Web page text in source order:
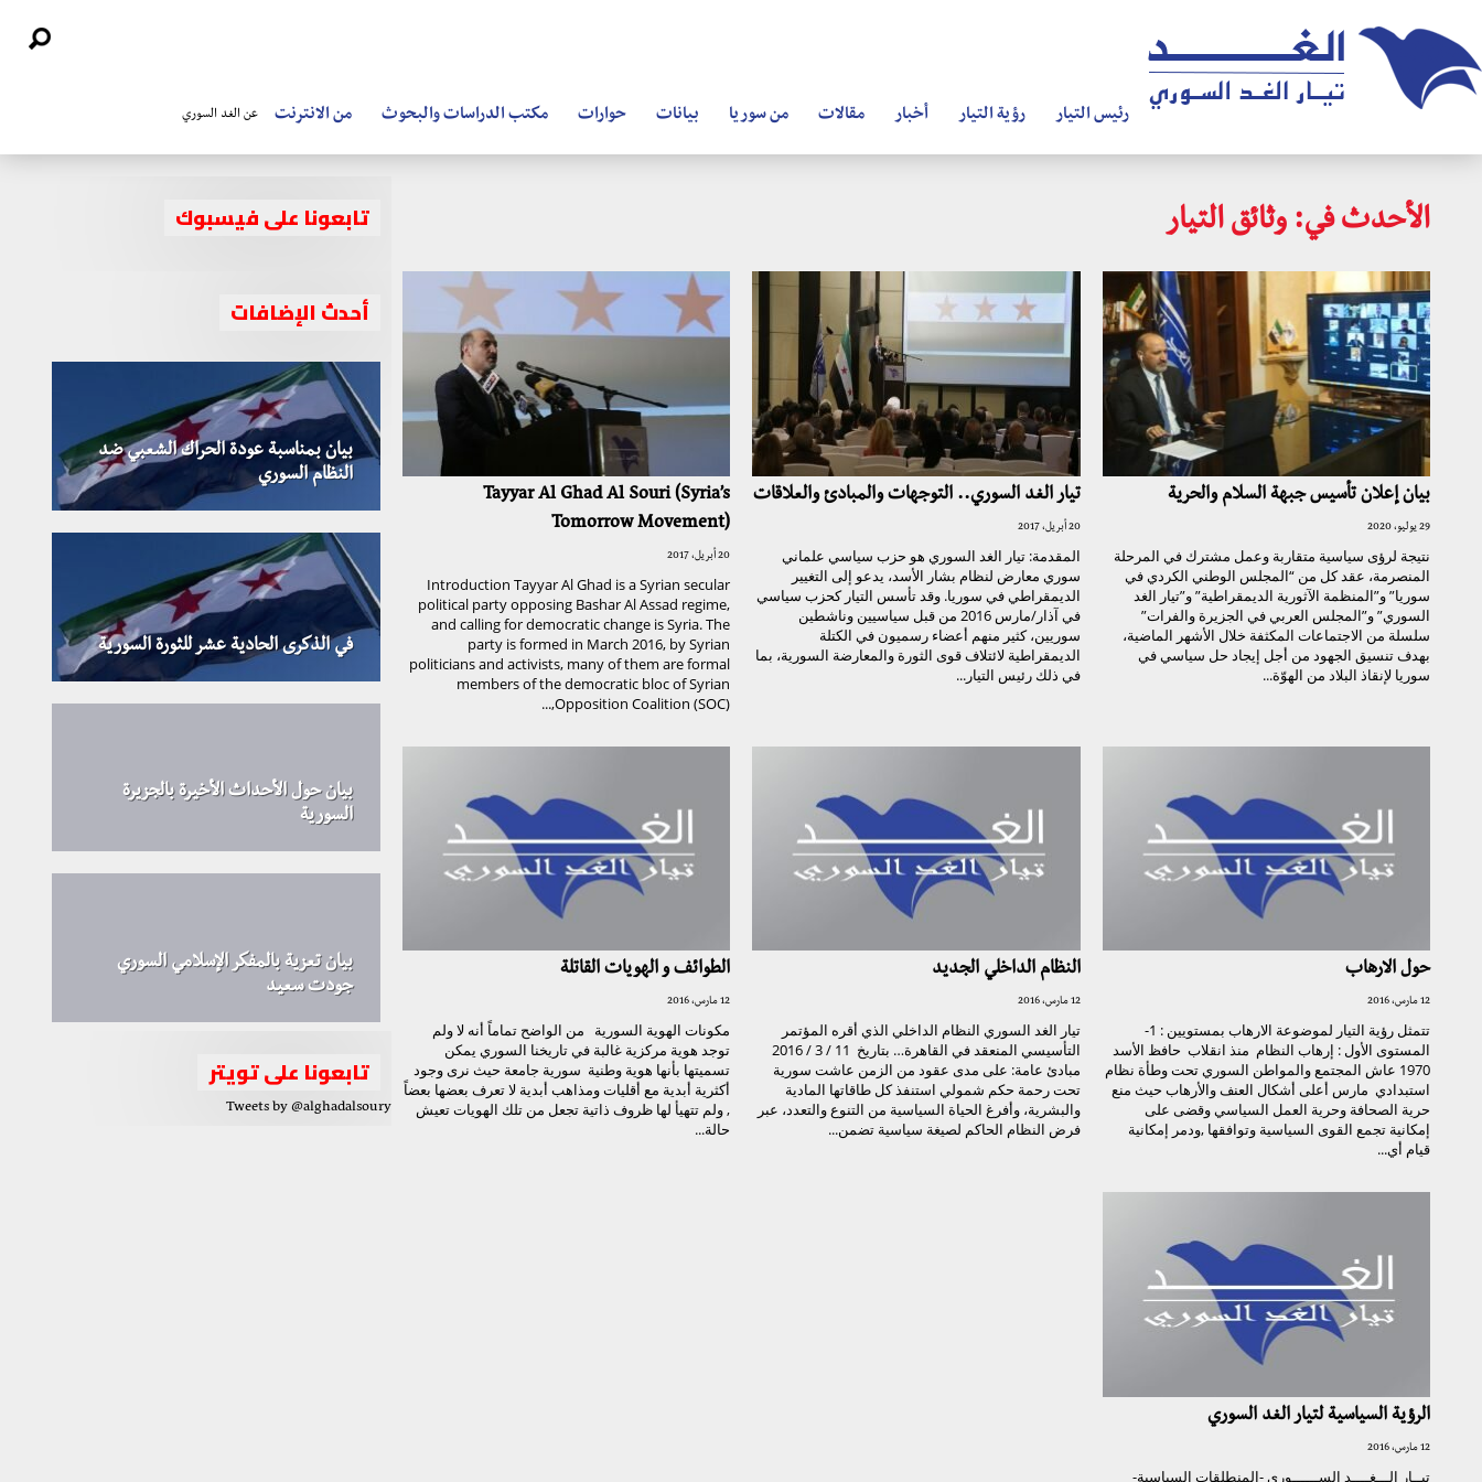
رئيس التيار رؤية التيار أخبار مقالات من سوريا بيانات حوارات مكتب الدراسات والبحوث من الانترنت عن الغد السوري
الأحدث في: وثائق التيار
بيان إعلان تأسيس جبهة السلام والحرية
29 يوليو، 2020
نتيجة لرؤى سياسية متقاربة وعمل مشترك في المرحلة
المنصرمة، عقد كل من “المجلس الوطني الكردي في
سوريا” و”المنظمة الآثورية الديمقراطية” و”تيار الغد
السوري” و”المجلس العربي في الجزيرة والفرات”
سلسلة من الاجتماعات المكثفة خلال الأشهر الماضية،
بهدف تنسيق الجهود من أجل إيجاد حل سياسي في
سوريا لإنقاذ البلاد من الهوّة...
تيار الغد السوري.. التوجهات والمبادئ والعلاقات
20 أبريل، 2017
المقدمة: تيار الغد السوري هو حزب سياسي علماني
سوري معارض لنظام بشار الأسد، يدعو إلى التغيير
الديمقراطي في سوريا. وقد تأسس التيار كحزب سياسي
في آذار/مارس 2016 من قبل سياسيين وناشطين
سوريين، كثير منهم أعضاء رسميون في الكتلة
الديمقراطية لائتلاف قوى الثورة والمعارضة السورية، بما
في ذلك رئيس التيار...
Tayyar Al Ghad Al Souri (Syria’s
Tomorrow Movement)
20 أبريل، 2017
Introduction Tayyar Al Ghad is a Syrian secular
political party opposing Bashar Al Assad regime,
and calling for democratic change is Syria. The
party is formed in March 2016, by Syrian
politicians and activists, many of them are formal
members of the democratic bloc of Syrian
Opposition Coalition (SOC),...
حول الارهاب
12 مارس، 2016
تتمثل رؤية التيار لموضوعة الارهاب بمستويين : 1-
المستوى الأول : إرهاب النظام منذ انقلاب حافظ الأسد
1970 عاش المجتمع والمواطن السوري تحت وطأة نظام
استبدادي مارس أعلى أشكال العنف والأرهاب حيث منع
حرية الصحافة وحرية العمل السياسي وقضى على
إمكانية تجمع القوى السياسية وتوافقها ,ودمر إمكانية
قيام أي...
النظام الداخلي الجديد
12 مارس، 2016
تيار الغد السوري النظام الداخلي الذي أقره المؤتمر
التأسيسي المنعقد في القاهرة… بتاريخ 11 / 3 / 2016
مبادئ عامة: على مدى عقود من الزمن عاشت سورية
تحت رحمة حكم شمولي استنفذ كل طاقاتها المادية
والبشرية، وأفرغ الحياة السياسية من التنوع والتعدد، عبر
فرض النظام الحاكم لصيغة سياسية تضمن...
الطوائف و الهويات القاتلة
12 مارس، 2016
مكونات الهوية السورية من الواضح تماماً أنه لا ولم
توجد هوية مركزية غالبة في تاريخنا السوري يمكن
تسميتها بأنها هوية وطنية سورية جامعة حيث نرى وجود
أكثرية أبدية مع أقليات ومذاهب أبدية لا تعرف بعضها بعضاً
, ولم تتهيأ لها ظروف ذاتية تجعل من تلك الهويات تعيش
حالة...
الرؤية السياسية لتيار الغد السوري
12 مارس، 2016
تيــار الـــغــــد الســــــوري -المنطلقات السياسية-
تابعونا على فيسبوك
أحدث الإضافات
بيان بمناسبة عودة الحراك الشعبي ضد
النظام السوري
في الذكرى الحادية عشر للثورة السورية
بيان حول الأحداث الأخيرة بالجزيرة
السورية
بيان تعزية بالمفكر الإسلامي السوري
جودت سعيد
تابعونا على تويتر
Tweets by @alghadalsoury